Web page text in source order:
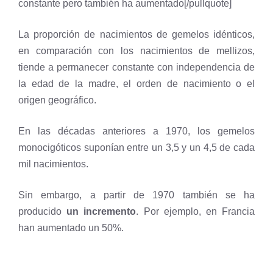
constante pero también ha aumentado[/pullquote]
La proporción de nacimientos de gemelos idénticos,
en comparación con los nacimientos de mellizos,
tiende a permanecer constante con independencia de
la edad de la madre, el orden de nacimiento o el
origen geográfico.
En las décadas anteriores a 1970, los gemelos
monocigóticos suponían entre un 3,5 y un 4,5 de cada
mil nacimientos.
Sin embargo, a partir de 1970 también se ha
producido un incremento. Por ejemplo, en Francia
han aumentado un 50%.